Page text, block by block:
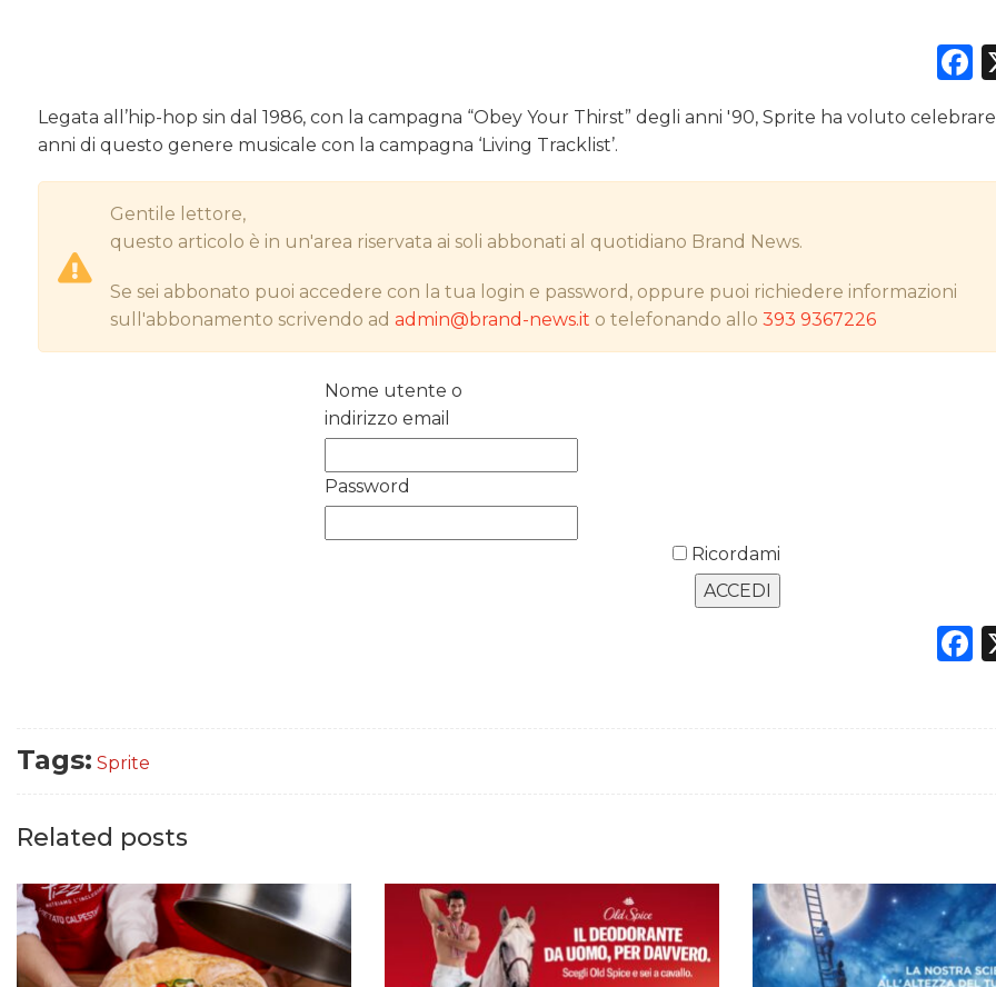
RICERCHE
NORMATIVE
TREND
Legata all’hip-hop sin dal 1986, con la campagna “Obey Your Thirst” degli anni '90, Sprite ha voluto
anni di questo genere musicale con la campagna ‘Living Tracklist’.
Gentile lettore,
questo articolo è in un'area riservata ai soli abbonati al quotidiano Brand News.
Se sei abbonato puoi accedere con la tua login e password, oppure puoi richiedere informazioni
sull'abbonamento scrivendo adadmin@brand-news.it o telefonando allo393 9367226
Nome utente o
indirizzo email
Password
Ricordami
Tags: Sprite
Related posts